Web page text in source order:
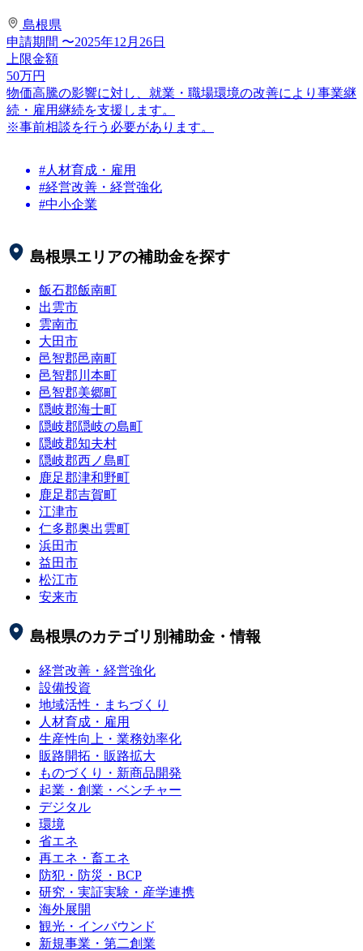
島根県
申請期間 〜2025年12月26日
上限金額
50万円
物価高騰の影響に対し、就業・職場環境の改善により事業継
続・雇用継続を支援します。
※事前相談を行う必要があります。
#人材育成・雇用
#経営改善・経営強化
#中小企業
島根県エリアの補助金を探す
飯石郡飯南町
出雲市
雲南市
大田市
邑智郡邑南町
邑智郡川本町
邑智郡美郷町
隠岐郡海士町
隠岐郡隠岐の島町
隠岐郡知夫村
隠岐郡西ノ島町
鹿足郡津和野町
鹿足郡吉賀町
江津市
仁多郡奥出雲町
浜田市
益田市
松江市
安来市
島根県のカテゴリ別補助金・情報
経営改善・経営強化
設備投資
地域活性・まちづくり
人材育成・雇用
生産性向上・業務効率化
販路開拓・販路拡大
ものづくり・新商品開発
起業・創業・ベンチャー
デジタル
環境
省エネ
再エネ・畜エネ
防犯・防災・BCP
研究・実証実験・産学連携
海外展開
観光・インバウンド
新規事業・第二創業